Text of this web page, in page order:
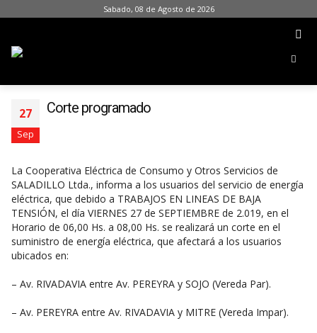
Sabado, 08 de Agosto de 2026
27
Sep
Corte programado
La Cooperativa Eléctrica de Consumo y Otros Servicios de
SALADILLO Ltda., informa a los usuarios del servicio de energía
eléctrica, que debido a TRABAJOS EN LINEAS DE BAJA
TENSIÓN, el día VIERNES 27 de SEPTIEMBRE de 2.019, en el
Horario de 06,00 Hs. a 08,00 Hs. se realizará un corte en el
suministro de energía eléctrica, que afectará a los usuarios
ubicados en:
– Av. RIVADAVIA entre Av. PEREYRA y SOJO (Vereda Par).
– Av. PEREYRA entre Av. RIVADAVIA y MITRE (Vereda Impar).